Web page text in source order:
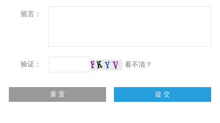
留言：
验证： 看不清？